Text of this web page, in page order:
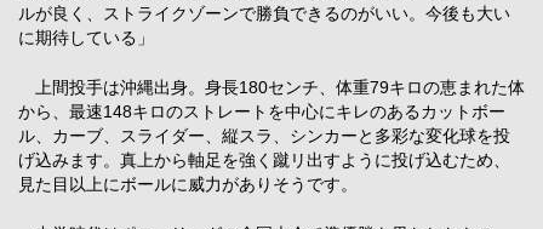
ルが良く、ストライクゾーンで勝負できるのがいい。今後も大い
に期待している」
上間投手は沖縄出身。身長180センチ、体重79キロの恵まれた体
から、最速148キロのストレートを中心にキレのあるカットボー
ル、カーブ、スライダー、縦スラ、シンカーと多彩な変化球を投
げ込みます。真上から軸足を強く蹴リ出すように投げ込むため、
見た目以上にボールに威力がありそうです。